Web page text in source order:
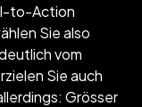
to-Action
Sie also
vom
Sie auch
Grösser